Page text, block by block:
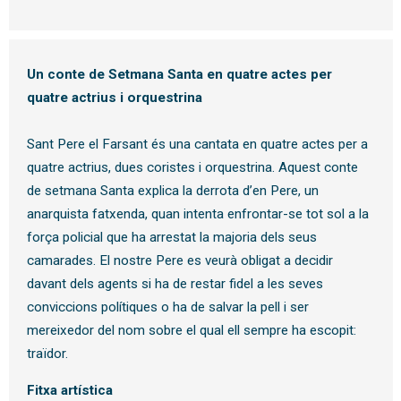
Un conte de Setmana Santa en quatre actes per
quatre actrius i orquestrina
Sant Pere el Farsant és una cantata en quatre actes per a
quatre actrius, dues coristes i orquestrina. Aquest conte
de setmana Santa explica la derrota d’en Pere, un
anarquista fatxenda, quan intenta enfrontar-se tot sol a la
força policial que ha arrestat la majoria dels seus
camarades. El nostre Pere es veurà obligat a decidir
davant dels agents si ha de restar fidel a les seves
conviccions polítiques o ha de salvar la pell i ser
mereixedor del nom sobre el qual ell sempre ha escopit:
traïdor.
Fitxa artística